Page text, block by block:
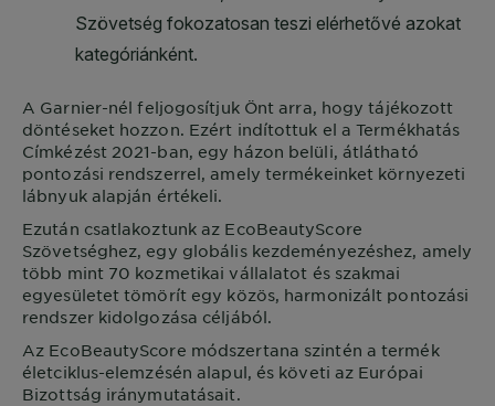
A Garnier-nél feljogosítjuk Önt arra, hogy tájékozott
döntéseket hozzon. Ezért indítottuk el a Termékhatás
Címkézést 2021-ban, egy házon belüli, átlátható
pontozási rendszerrel, amely termékeinket környezeti
lábnyuk alapján értékeli.
Ezután csatlakoztunk az EcoBeautyScore
Szövetséghez, egy globális kezdeményezéshez, amely
több mint 70 kozmetikai vállalatot és szakmai
egyesületet tömörít egy közös, harmonizált pontozási
rendszer kidolgozása céljából.
Az EcoBeautyScore módszertana szintén a termék
életciklus-elemzésén alapul, és követi az Európai
Bizottság iránymutatásait.